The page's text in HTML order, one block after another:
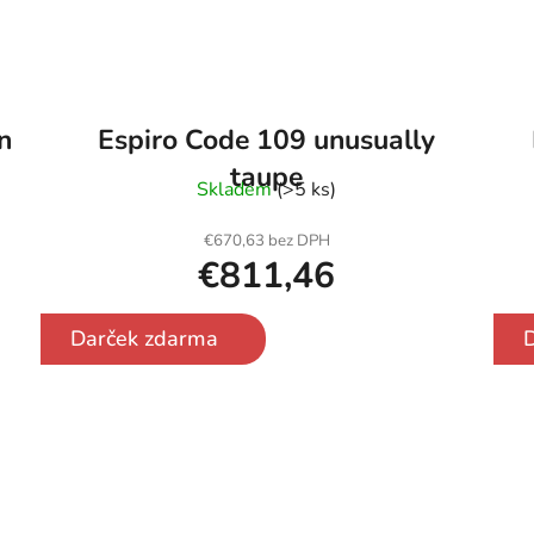
Espiro Code 109 unusually
taupe
Skladem(>5 ks)
€670,63 bez DPH
€811,46
Darček zdarma